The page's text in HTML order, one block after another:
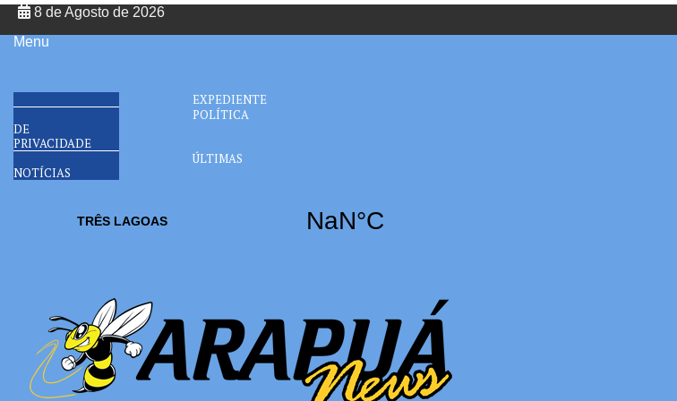
8 de Agosto de 2026
Menu
EXPEDIENTE
POLÍTICA
DE
PRIVACIDADE
ÚLTIMAS
NOTÍCIAS